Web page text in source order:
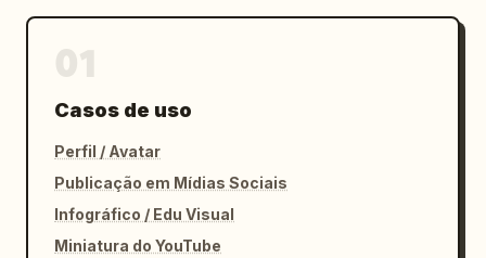
Casos de uso
Perfil / Avatar
Publicação em Mídias Sociais
Infográfico / Edu Visual
Miniatura do YouTube